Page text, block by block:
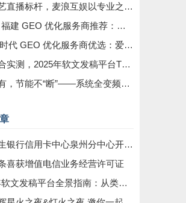
标杆，麦浪互娱以专业之力铸就行业新高度
GEO 优化服务商推荐：品牌与选择避坑指南
优化服务商优选：爱品宣，助企业锁定 DeepSeek 流量抢占先机
，2025年软文发稿平台TOP5 榜单重磅发布
能不“断”——系统全变频控制解救中央空调能耗大户
信用卡中心泉州分中心开展消防应急演练培训
喜获增值电信业务经营许可证
平台全景指南：从类型解析到精准投放，解锁高效传播密码